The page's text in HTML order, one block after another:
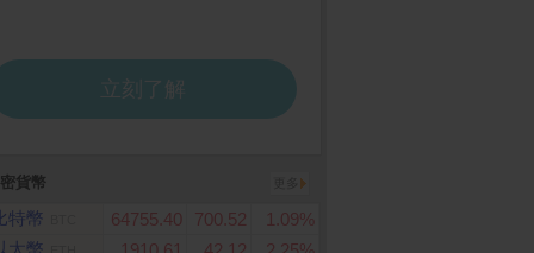
貨幣
特幣 64755.40 700.52
1.09%
太幣